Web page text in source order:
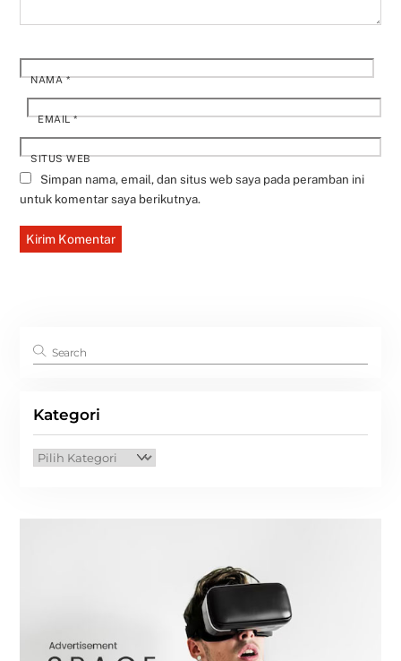
NAMA*
EMAIL*
SITUS WEB
Simpan nama, email, dan situs web saya pada peramban ini
untuk komentar saya berikutnya.
Kategori
Kategori